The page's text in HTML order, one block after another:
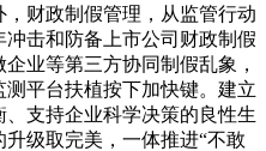
财政制假管理，从监管行动
击和防备上市公司财政制假
业等第三方协同制假乱象，
平台扶植按下加快键。建立
支持企业科学决策的良性生
级取完美，一体推进“不敢